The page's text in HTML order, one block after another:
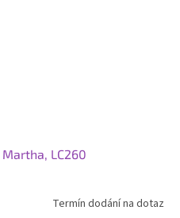
LC260
Termín dodání na dotaz